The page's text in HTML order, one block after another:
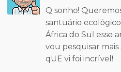
Q sonho!
santuário
África do Sul esse
vou pesquisar mais
qUE vi foi incrível!